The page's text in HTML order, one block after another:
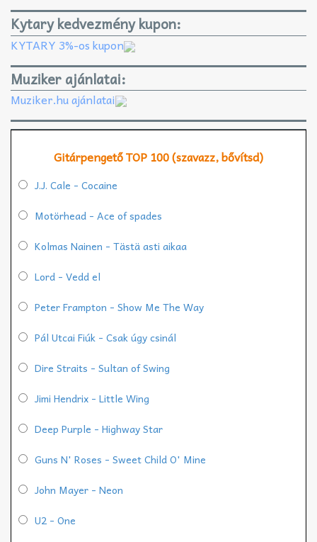
Kytary kedvezmény kupon:
KYTARY 3%-os kupon
Muziker ajánlatai:
Muziker.hu ajánlatai
Gitárpengető TOP 100 (szavazz, bővítsd)
J.J. Cale - Cocaine
Motörhead - Ace of spades
Kolmas Nainen - Tästä asti aikaa
Lord - Vedd el
Peter Frampton - Show Me The Way
Pál Utcai Fiúk - Csak úgy csinál
Dire Straits - Sultan of Swing
Jimi Hendrix - Little Wing
Deep Purple - Highway Star
Guns N' Roses - Sweet Child O' Mine
John Mayer - Neon
U2 - One